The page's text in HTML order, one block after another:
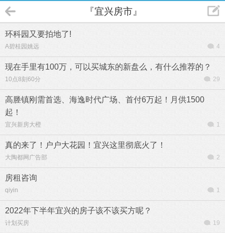
『宜兴房市』
环科园又要拍地了!
A碧桂园姚远 4
现在手里有100万，可以买城东的新盘么，有什么推荐的？
10点8刻60分 29
高塍镇刚需首选、海逸时代广场、首付6万起！月供1500
起！
宜兴新房大橙 1
真的来了！户户大花园！宜兴这里彻底火了！
大陶都网广告部 2
房租咨询
qiyin 1
2022年下半年宜兴的房子该不该买方呢？
计划买房 19